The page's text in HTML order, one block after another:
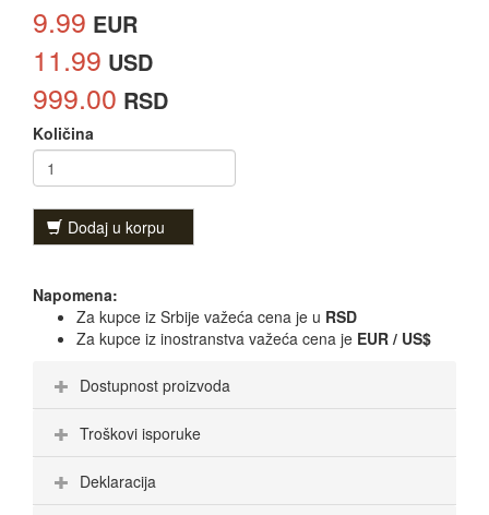
9.99 EUR
11.99 USD
999.00 RSD
Količina
Dodaj u korpu
Napomena:
Za kupce iz Srbije važeća cena je u RSD
Za kupce iz inostranstva važeća cena je EUR / US$
Dostupnost proizvoda
Troškovi isporuke
Deklaracija